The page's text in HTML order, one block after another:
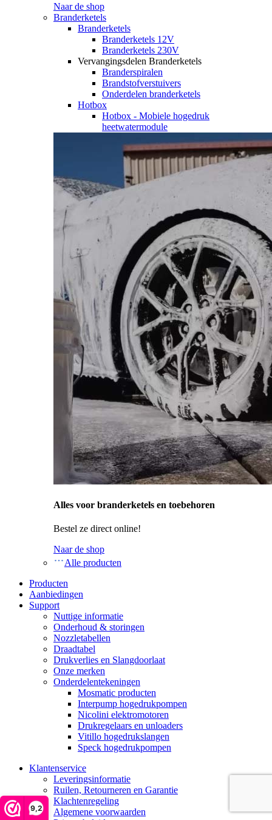
9,2
Naar de shop
Branderketels
Branderketels
Branderketels 12V
Branderketels 230V
Vervangingsdelen Branderketels
Branderspiralen
Brandstofverstuivers
Onderdelen branderketels
Hotbox
Hotbox - Mobiele hogedruk
heetwatermodule
Alles voor branderketels en toebehoren
Bestel ze direct online!
Naar de shop
Alle producten
Producten
Aanbiedingen
Support
Nuttige informatie
Onderhoud & storingen
Nozzletabellen
Draadtabel
Drukverlies en Slangdoorlaat
Onze merken
Onderdelentekeningen
Mosmatic producten
Interpump hogedrukpompen
Nicolini elektromotoren
Drukregelaars en unloaders
Vitillo hogedrukslangen
Speck hogedrukpompen
Klantenservice
Leveringsinformatie
Ruilen, Retourneren en Garantie
Klachtenregeling
Algemene voorwaarden